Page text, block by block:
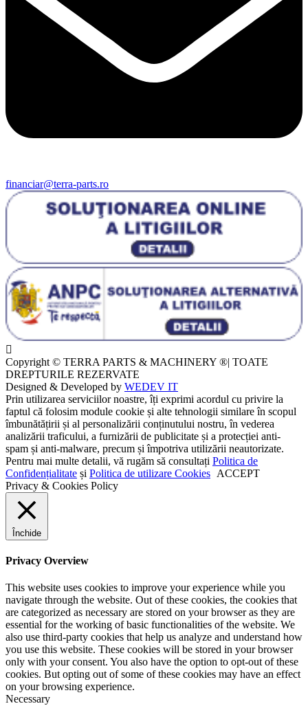
financiar@terra-parts.ro
Copyright © TERRA PARTS & MACHINERY ®| TOATE
DREPTURILE REZERVATE
Designed & Developed by WEDEV IT
Prin utilizarea serviciilor noastre, îți exprimi acordul cu privire la
faptul că folosim module cookie și alte tehnologii similare în scopul
îmbunătățirii și al personalizării conținutului nostru, în vederea
analizării traficului, a furnizării de publicitate și a protecției anti-
spam și anti-malware, precum și împotriva utilizării neautorizate.
Pentru mai multe detalii, vă rugăm să consultați Politica de
Confidențialitate și Politica de utilizare Cookies ACCEPT
Privacy & Cookies Policy
Închide
Privacy Overview
This website uses cookies to improve your experience while you
navigate through the website. Out of these cookies, the cookies that
are categorized as necessary are stored on your browser as they are
essential for the working of basic functionalities of the website. We
also use third-party cookies that help us analyze and understand how
you use this website. These cookies will be stored in your browser
only with your consent. You also have the option to opt-out of these
cookies. But opting out of some of these cookies may have an effect
on your browsing experience.
Necessary